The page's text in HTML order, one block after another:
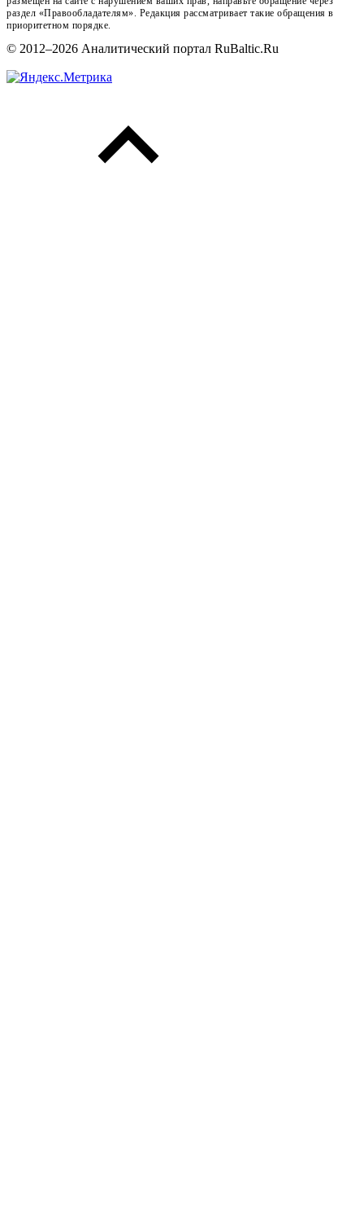
раздел «Правообладателям». Редакция рассматривает такие обращения в
приоритетном порядке.
© 2012–2026 Аналитический портал RuBaltic.Ru